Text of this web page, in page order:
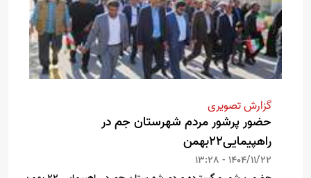
گزارش تصویری
حضور پرشور مردم شهرستان جم در
راهپیمایی۲۲بهمن
1404/11/22 - 13:28